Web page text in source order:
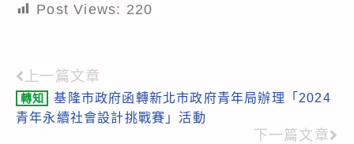
Post Views: 220
Read
more
上一篇文章
轉知
基隆市政府函轉新北市政府青年局辦理「2024
青年永續社會設計挑戰賽」活動
下一篇文章